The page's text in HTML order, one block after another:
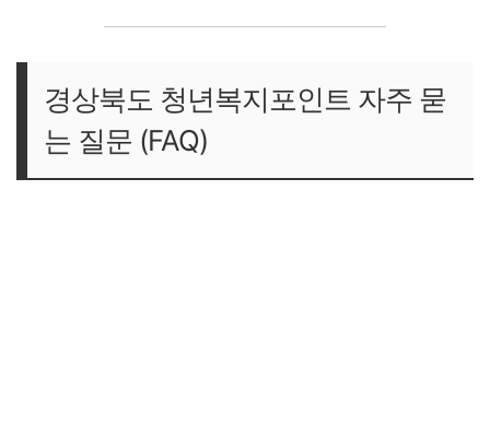
경상북도 청년복지포인트 자주 묻
는 질문 (FAQ)